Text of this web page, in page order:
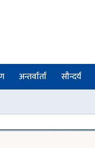
अन्तर्वार्ता सौन्दर्य